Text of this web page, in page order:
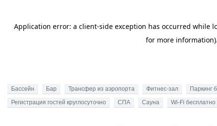
Бассейн Бар Трансфер из аэропорта Фитнес-зал
Паркинг
Регистрация гостей круглосуточно
СПА Сауна Wi-Fi бесплатно